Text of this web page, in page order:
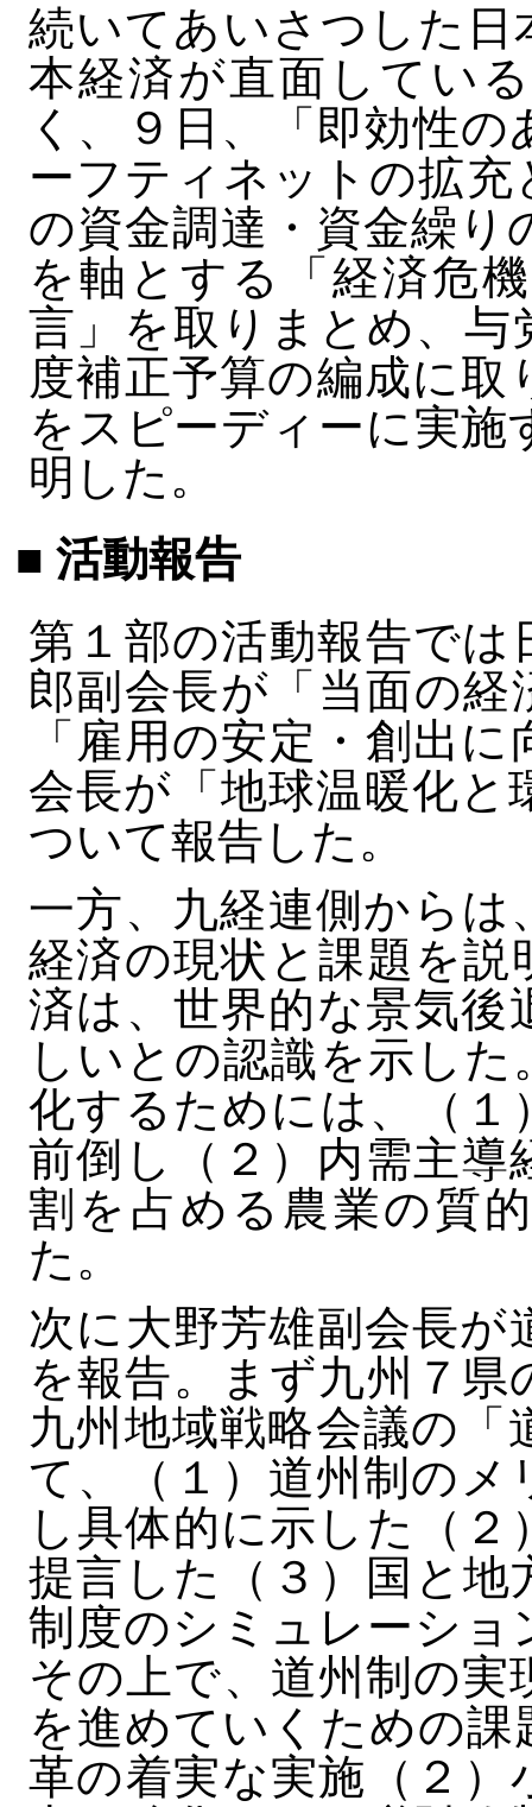
続いてあいさつした日
本経済が直面してい
く、９日、「即効性
ーフティネットの拡
の資金調達・資金繰り
を軸とする「経済危
言」を取りまとめ、与
度補正予算の編成に
をスピーディーに実
明した。
■ 活動報告
第１部の活動報告では
郎副会長が「当面の
「雇用の安定・創出
会長が「地球温暖化と
ついて報告した。
一方、九経連側からは
経済の現状と課題を説
済は、世界的な景気後
しいとの認識を示し
化するためには、（１
前倒し（２）内需主導
割を占める農業の質
た。
次に大野芳雄副会長
を報告。まず九州７
九州地域戦略会議の
て、（１）道州制のメ
し具体的に示した（
提言した（３）国と地
制度のシミュレーシ
その上で、道州制の
を進めていくための
革の着実な実施（２）